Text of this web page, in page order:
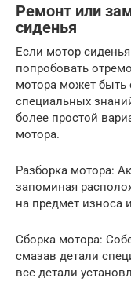
Ремонт или
сиденья
Если мотор
попробовать
мотора может быть
специальных
более простой
мотора.
Разборка мотора:
запоминая
на предмет износа
Сборка мотора:
смазав детали
все детали